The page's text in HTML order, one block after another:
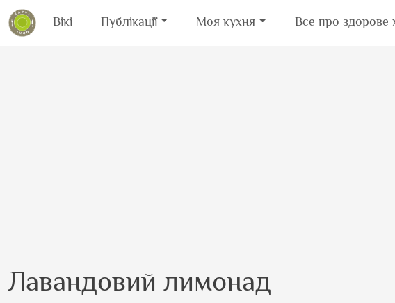
Вікі Публікації Моя кухня Все про здорове
Лавандовий лимонад